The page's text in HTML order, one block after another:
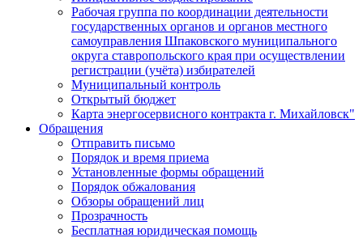
Рабочая группа по координации деятельности
государственных органов и органов местного
самоуправления Шпаковского муниципального
округа ставропольского края при осуществлении
регистрации (учёта) избирателей
Муниципальный контроль
Открытый бюджет
Карта энергосервисного контракта г. Михайловск"
Обращения
Отправить письмо
Порядок и время приема
Установленные формы обращений
Порядок обжалования
Обзоры обращений лиц
Прозрачность
Бесплатная юридическая помощь